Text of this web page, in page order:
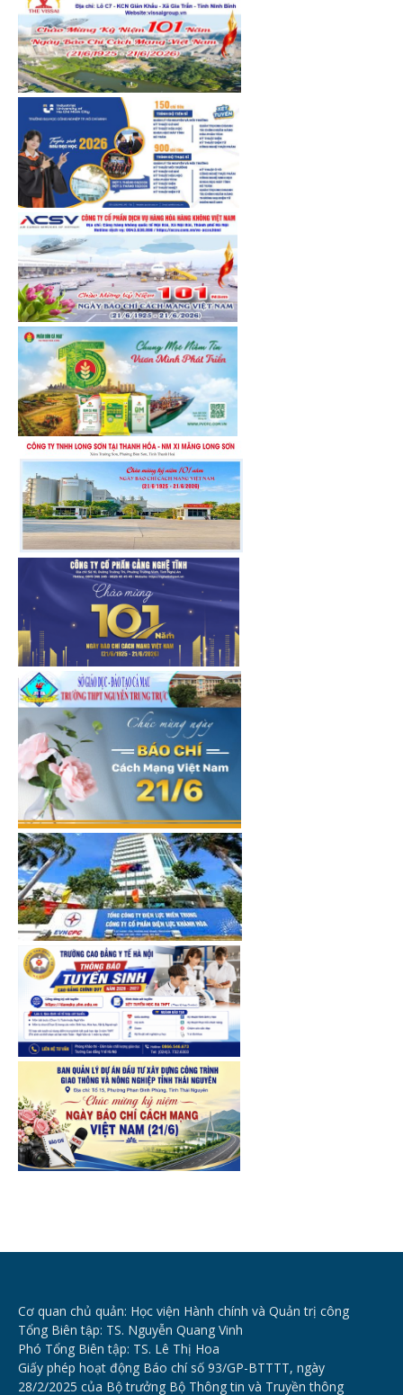
Cơ quan chủ quản: Học viện Hành chính và Quản trị công
Tổng Biên tập: TS. Nguyễn Quang Vinh
Phó Tổng Biên tập: TS. Lê Thị Hoa
Giấy phép hoạt động Báo chí số 93/GP-BTTTT, ngày
28/2/2025 của Bộ trưởng Bộ Thông tin và Truyền thông